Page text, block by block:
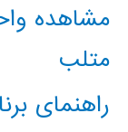
مشاهده
متلب
راهنمای